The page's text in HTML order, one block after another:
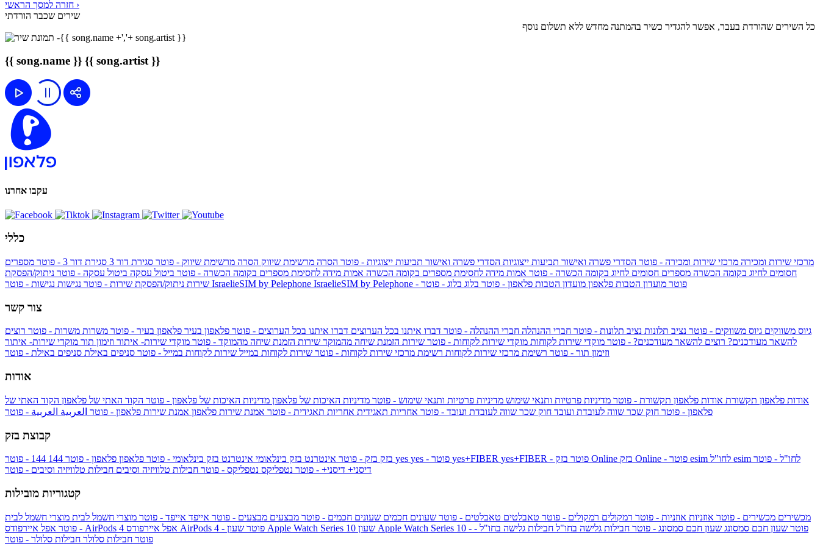
חזרה למסך הראשי ›
שירים שכבר הורדתי
כל השירים שהורדת בעבר, אפשר להגדיר כשיר בהמתנה מחדש ללא תשלום נוסף
{{ song.name }} {{ song.artist }}
עקבו אחרנו
כללי
מרכזי שירות ומכירה מרכזי שירות ומכירה - פוטר הסדרי פשרה ואישור תביעות ייצוגיות הסדרי פשרה ואישור תביעות ייצוגיות - פוטר הסרה מרשימת שיווק הסרה מרשימת שיווק - פוטר סגירת דור 3 סגירת דור 3 - פוטר
מספרים
חסומים לחיוג בקומה הכשרה מספרים חסומים לחיוג בקומה הכשרה - פוטר אמות מידה לחסימת מספרים בקומה הכשרה אמות מידה לחסימת מספרים בקומה הכשרה - פוטר ביטול עסקה ביטול עסקה - פוטר ניתוק/הפסקת
שירות ניתוק/הפסקת שירות - פוטר נגישות IsraelieSIM by Pelephone IsraelieSIM by Pelephone - פוטר מועדון הטבות פלאפון מועדון הטבות פלאפון - פוטר בלוג בלוג - פוטר
צור קשר
גיוס משווקים גיוס משווקים - פוטר נציב תלונות נציב תלונות - פוטר חברי ההנהלה חברי ההנהלה - פוטר דברו איתנו בכל הערוצים דברו איתנו בכל הערוצים - פוטר פלאפון בעיר פלאפון בעיר - פוטר משרות משרות - פוטר רוצים
להשאר מעודכנים? רוצים להשאר מעודכנים? - פוטר מוקדי שירות לקוחות מוקדי שירות לקוחות - פוטר שירות הזמנת שיחה מהמוקד שירות הזמנת שיחה מהמוקד - פוטר מוקדי שירות- איתור וזימון תור מוקדי שירות- איתור
וזימון תור - פוטר רשימת מרכזי שירות לקוחות רשימת מרכזי שירות לקוחות - פוטר שירות לקוחות במייל שירות לקוחות במייל - פוטר סניפים באילת סניפים באילת - פוטר
אודות
אודות פלאפון תקשורת אודות פלאפון תקשורת - פוטר מדיניות פרטיות ותנאי שימוש מדיניות פרטיות ותנאי שימוש - פוטר מדיניות האיכות של פלאפון מדיניות האיכות של פלאפון - פוטר הקוד האתי של פלאפון הקוד האתי של
פלאפון - פוטר חוק שכר שווה לעובדת ועובד חוק שכר שווה לעובדת ועובד - פוטר אחריות תאגידית אחריות תאגידית - פוטר אמנת שירות פלאפון אמנת שירות פלאפון - פוטר العربية العربية - פוטר
קבוצת בזק
בזק בזק - פוטר אינטרנט בזק בינלאומי אינטרנט בזק בינלאומי - פוטר פלאפון פלאפון - פוטר 144 yes yes+FIBER yes+FIBER - פוטר בזק Online
esim לחו"ל - פוטר
דיסני+ דיסני+ - פוטר נטפליקס נטפליקס - פוטר חבילות טלוויזיה וסיבים חבילות טלוויזיה וסיבים - פוטר
קטגוריות מובילות
מכשירים מכשירים - פוטר אוזניות אוזניות - פוטר רמקולים רמקולים - פוטר טאבלטים טאבלטים - פוטר שעונים חכמים שעונים חכמים - פוטר מבצעים מבצעים - פוטר אייפד אייפד - פוטר מוצרי חשמל לבית מוצרי חשמל לבית
- פוטר אפל איירפודס AirPods 4 אפל איירפודס AirPods 4 - פוטר שעון Apple Watch Series 10 שעון Apple Watch Series 10 - פוטר שעון חכם סמסונג שעון חכם סמסונג - פוטר חבילות גלישה בחו"ל חבילות גלישה בחו"ל -
פוטר חבילות סלולר חבילות סלולר - פוטר